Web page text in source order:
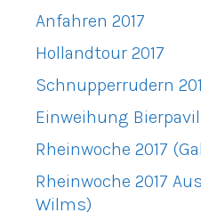
Anfahren 2017
Hollandtour 2017
Schnupperrudern
Einweihung
Rheinwoche 2017
Rheinwoche 2017
Wilms)